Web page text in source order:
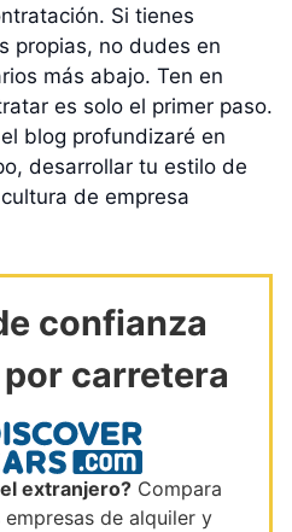
Si tienes
propias, no dudes en
más abajo. Ten en
es solo el primer paso.
blog profundizaré en
desarrollar tu estilo de
de empresa
confianza
carretera
extranjero? Compara
de alquiler y